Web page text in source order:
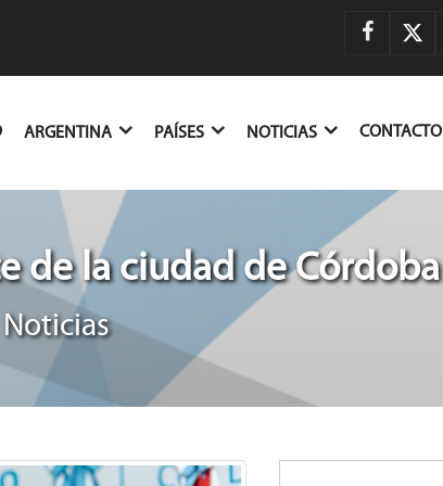
(CURRENT)
ARGENTINA PAÍSES NOTICIAS CONTACTO
de la ciudad de Córdoba
Noticias